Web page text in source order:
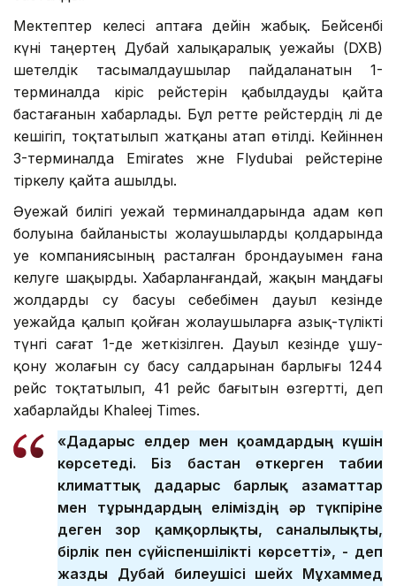
Мектептер келесі аптаға дейін жабық. Бейсенбі
күні таңертең Дубай халықаралық әуежайы (DXB)
шетелдік тасымалдаушылар пайдаланатын 1-
терминалда кіріс рейстерін қабылдауды қайта
бастағанын хабарлады. Бұл ретте рейстердің әлі де
кешігіп, тоқтатылып жатқаны атап өтілді. Кейіннен
3-терминалда Emirates және Flydubai рейстеріне
тіркелу қайта ашылды.
Әуежай билігі әуежай терминалдарында адам көп
болуына байланысты жолаушыларды қолдарында
әуе компаниясының расталған брондауымен ғана
келуге шақырды. Хабарланғандай, жақын маңдағы
жолдарды су басуы себебімен дауыл кезінде
әуежайда қалып қойған жолаушыларға азық-түлікті
түнгі сағат 1-де жеткізілген. Дауыл кезінде ұшу-
қону жолағын су басу салдарынан барлығы 1244
рейс тоқтатылып, 41 рейс бағытын өзгертті, деп
хабарлайды Khaleej Times.
«Дағдарыс елдер мен қоғамдардың күшін
көрсетеді. Біз бастан өткерген табиғи
климаттық дағдарыс барлық азаматтар
мен тұрғындардың еліміздің әр түкпіріне
деген зор қамқорлықты, саналылықты,
бірлік пен сүйіспеншілікті көрсетті», - деп
жазды Дубай билеушісі шейх Мұхаммед